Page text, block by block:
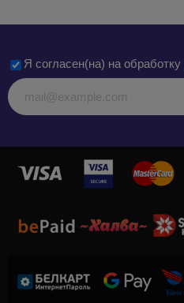
Я согласен(на) на обработку